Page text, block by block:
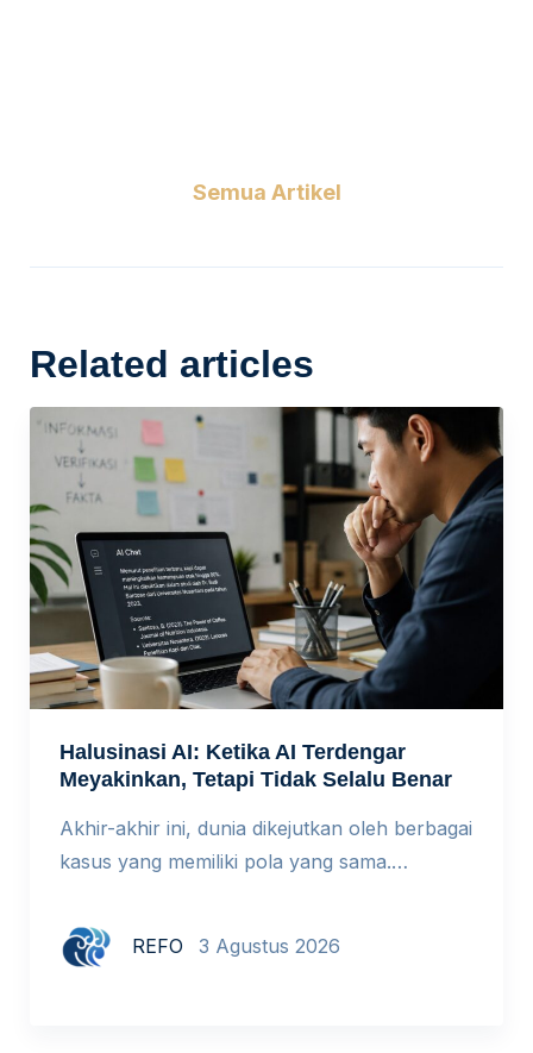
Semua Artikel
Related articles
Halusinasi AI: Ketika AI Terdengar
Meyakinkan, Tetapi Tidak Selalu Benar
Akhir-akhir ini, dunia dikejutkan oleh berbagai
kasus yang memiliki pola yang sama.
memalsukan riset dalam sebuah simposium
internasional di Kopenhagen demi
REFO 3 Agustus 2026